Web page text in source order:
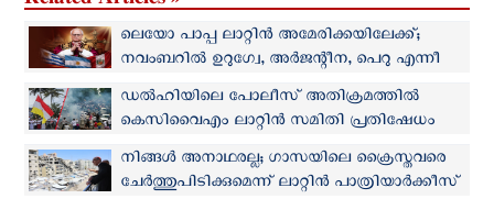
ലെയോ പാപ്പ ലാറ്റിൻ അമേരിക്കയിലേക്ക്;
നവംബറില്‍ ഉറുഗ്വേ, അർജന്റീന, പെറു എന്നീ
രാജ്യങ്ങള്‍ സന്ദര്‍ശിക്കും
ഡൽഹിയിലെ പോലീസ് അതിക്രമത്തിൽ
കെസിവൈഎം ലാറ്റിൻ സമിതി പ്രതിഷേധം
രേഖപ്പെടുത്തി
നിങ്ങള്‍ അനാഥരല്ല; ഗാസയിലെ ക്രൈസ്തവരെ
ചേര്‍ത്തുപിടിക്കുമെന്ന് ലാറ്റിൻ പാത്രിയാർക്കീസ്